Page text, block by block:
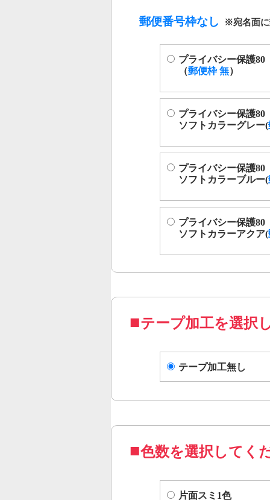
郵便番号枠なし
プライバシー保護80
（郵便枠 無）
プライバシー保護80
ソフトカラーグレー(
プライバシー保護80
ソフトカラーブルー(
プライバシー保護80
ソフトカラーアクア(
テープ加工を選択
テープ加工無し
色数を選択してく
片面スミ1色